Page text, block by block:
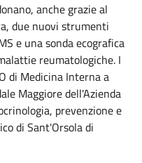
anche grazie al
due nuovi strumenti
e una sonda ecografica
reumatologiche. I
di Medicina Interna a
Maggiore dell'Azienda
prevenzione e
di Sant'Orsola di